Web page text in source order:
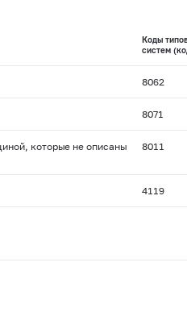
Коды
систем
8062
8071
которые не описаны
8011
4119